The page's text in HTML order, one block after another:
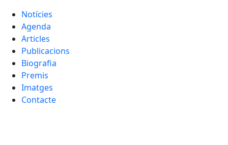
Notícies
Agenda
Articles
Publicacions
Biografia
Premis
Imatges
Contacte